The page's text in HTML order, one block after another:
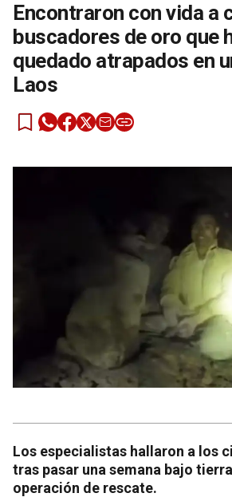
Encontraron con vida a
buscadores de oro que
quedado atrapados en
Laos
Los especialistas hallaron a los
tras pasar una semana bajo
operación de rescate.